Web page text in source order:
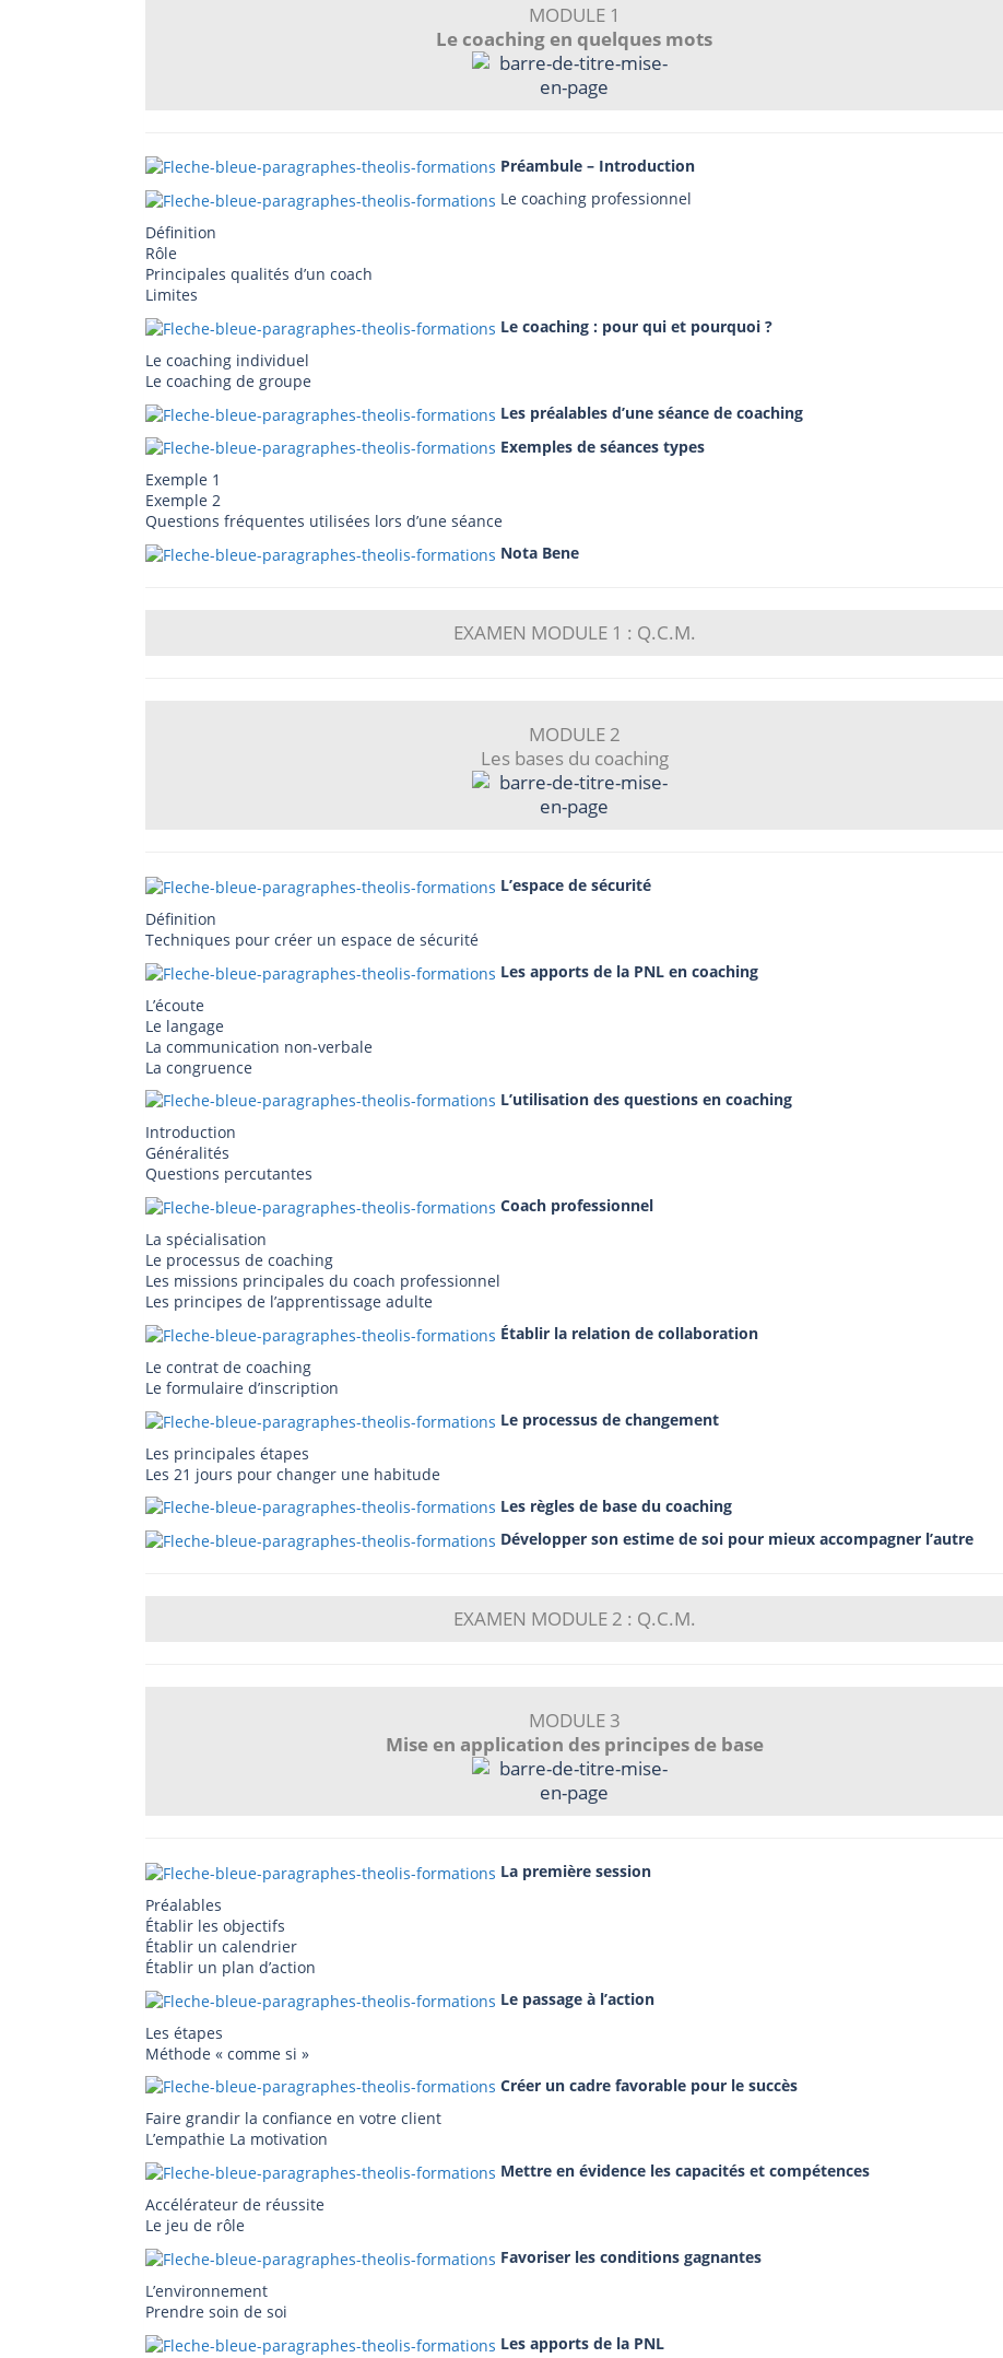
MODULE 1
Le coaching en quelques mots
Préambule – Introduction
Le coaching professionnel
Définition
Rôle
Principales qualités d’un coach
Limites
Le coaching : pour qui et pourquoi ?
Le coaching individuel
Le coaching de groupe
Les préalables d’une séance de coaching
Exemples de séances types
Exemple 1
Exemple 2
Questions fréquentes utilisées lors d’une séance
Nota Bene
EXAMEN MODULE 1 : Q.C.M.
MODULE 2
Les bases du coaching
L’espace de sécurité
Définition
Techniques pour créer un espace de sécurité
Les apports de la PNL en coaching
L’écoute
Le langage
La communication non-verbale
La congruence
L’utilisation des questions en coaching
Introduction
Généralités
Questions percutantes
Coach professionnel
La spécialisation
Le processus de coaching
Les missions principales du coach professionnel
Les principes de l’apprentissage adulte
Établir la relation de collaboration
Le contrat de coaching
Le formulaire d’inscription
Le processus de changement
Les principales étapes
Les 21 jours pour changer une habitude
Les règles de base du coaching
Développer son estime de soi pour mieux accompagner l’autre
EXAMEN MODULE 2 : Q.C.M.
MODULE 3
Mise en application des principes de base
La première session
Préalables
Établir les objectifs
Établir un calendrier
Établir un plan d’action
Le passage à l’action
Les étapes
Méthode « comme si »
Créer un cadre favorable pour le succès
Faire grandir la confiance en votre client
L’empathie La motivation
Mettre en évidence les capacités et compétences
Accélérateur de réussite
Le jeu de rôle
Favoriser les conditions gagnantes
L’environnement
Prendre soin de soi
Les apports de la PNL